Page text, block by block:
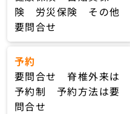
険 労災保険 その他
要問合せ
予約
要問合せ 脊椎外来は
予約制 予約方法は要
問合せ